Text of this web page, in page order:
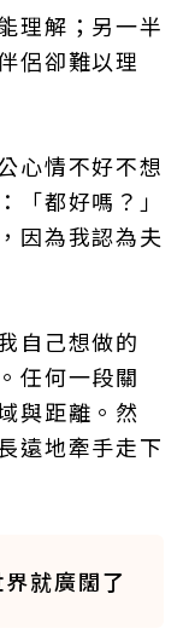
理解；另一半
侶卻難以理
心情不好不想
「都好嗎？」
因為我認為夫
自己想做的
任何一段關
與距離。然
遠地牽手走下
就廣闊了